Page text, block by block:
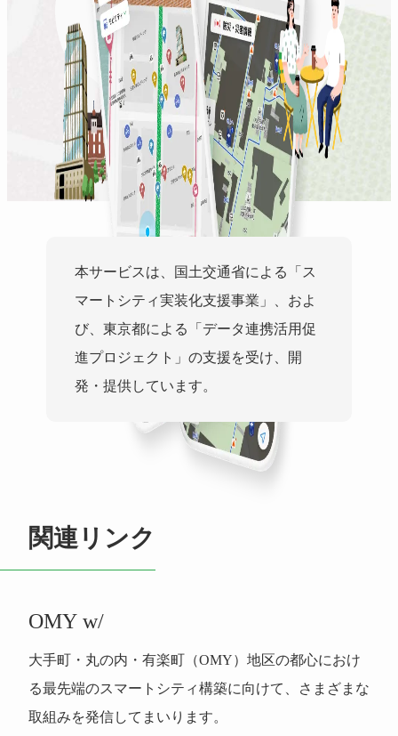
本サービスは、国土交通省による「ス
マートシティ実装化支援事業」、およ
び、東京都による「データ連携活用促
進プロジェクト」の支援を受け、開
発・提供しています。
関連リンク
OMY w/
大手町・丸の内・有楽町（OMY）地区の都心におけ
る最先端のスマートシティ構築に向けて、さまざまな
取組みを発信してまいります。